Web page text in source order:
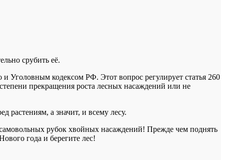
срубить её.
Уголовным кодексом РФ. Этот вопрос регулирует статья 260
прекращения роста лесных насаждений или не
растениям, а значит, и всему лесу.
рубок хвойных насаждений! Прежде чем поднять
года и берегите лес!